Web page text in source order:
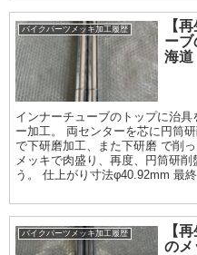
バイクパーツメッキ加工履歴
【
ー
海道
インナーチューブのトップに治
ー加工。 両センターを芯に円筒
で下研磨加工、また下研磨 で削
メッキで肉盛り、再度、円筒研
う。 仕上がり寸法φ40.92mm 最
バイクパーツメッキ加工履歴
【
のメ